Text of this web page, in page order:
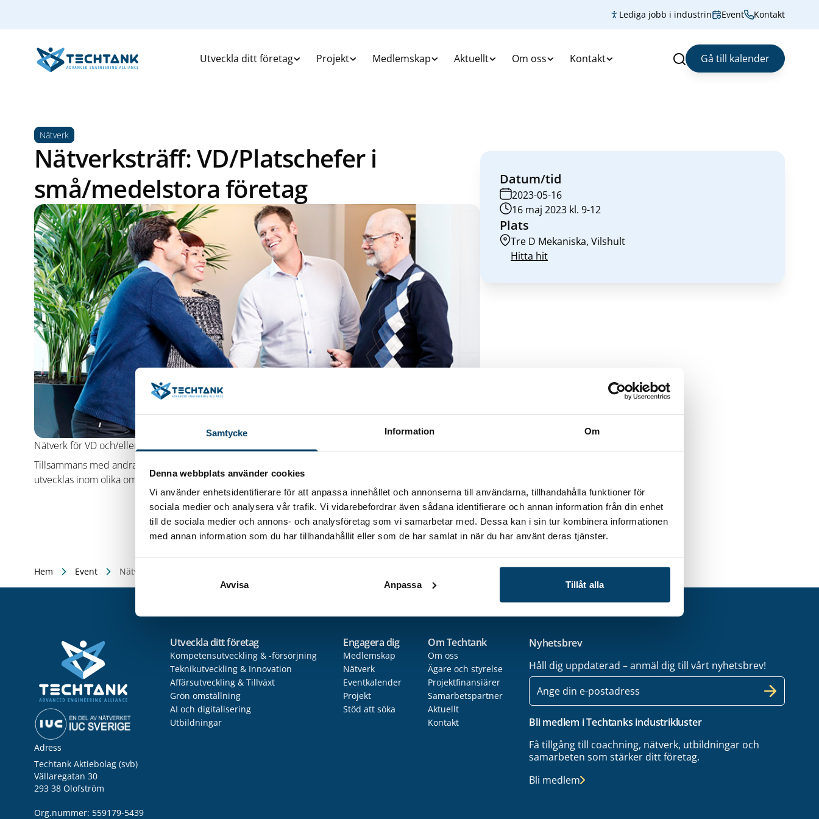
Samtycke Information Om
Denna webbplats använder cookies
Vi använder enhetsidentifierare för att anpassa innehållet och annonserna till användarna, tillhandahålla funktioner för
sociala medier och analysera vår trafik. Vi vidarebefordrar även sådana identifierare och annan information från din enhet
till de sociala medier och annons- och analysföretag som vi samarbetar med. Dessa kan i sin tur kombinera informationen
med annan information som du har tillhandahållit eller som de har samlat in när du har använt deras tjänster.
Avvisa Anpassa Tillåt alla
Lediga jobb i industrin Event Kontakt
Utveckla ditt företag Projekt Medlemskap Aktuellt Om oss Kontakt Sök Gå till kalender
Nätverk
Nätverksträff: VD/Platschefer i
små/medelstora företag
Nätverk för VD och/eller platschefer i Techtanks små/medelstora medlemsföretag.
Tillsammans med andra VD:ar och platschefer får du möjlighet att diskutera, utbyta erfarenheter och
utvecklas inom olika områden som är viktiga för denna roll.
Datum/tid
2023-05-16
16 maj 2023 kl. 9-12
Plats
Tre D Mekaniska, Vilshult
Hitta hit
Hem Event Nätverksträff: VD/Platschefer i små/medelstora företag
Adress
Techtank Aktiebolag (svb)
Vällaregatan 30
293 38 Olofström
Org.nummer: 559179-5439
Utveckla ditt företag
Kompetensutveckling & -försörjning
Teknikutveckling & Innovation
Affärsutveckling & Tillväxt
Grön omställning
AI och digitalisering
Utbildningar
Engagera dig
Medlemskap
Nätverk
Eventkalender
Projekt
Stöd att söka
Om Techtank
Om oss
Ägare och styrelse
Projektfinansiärer
Samarbetspartner
Aktuellt
Kontakt
Nyhetsbrev
Håll dig uppdaterad – anmäl dig till vårt nyhetsbrev!
E-
post
Bli medlem i Techtanks industrikluster
Få tillgång till coachning, nätverk, utbildningar och
samarbeten som stärker ditt företag.
Bli medlem